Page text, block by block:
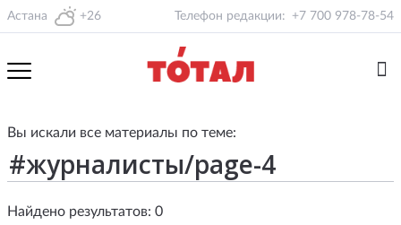
Астана +26 Телефон редакции: +7 700 978-78-54
Вы искали все материалы по теме:
Найдено результатов: 0